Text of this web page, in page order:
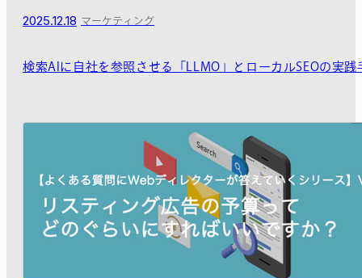
2025.12.18 マーケティング
検索AIに自社を参照させる「LLMO」とローカルSEOの実践